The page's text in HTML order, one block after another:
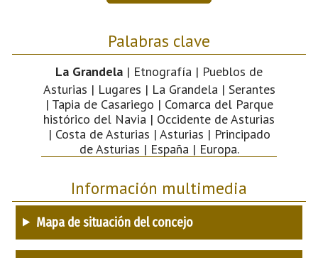
Palabras clave
La Grandela | Etnografía | Pueblos de
Asturias | Lugares | La Grandela | Serantes
| Tapia de Casariego | Comarca del Parque
histórico del Navia | Occidente de Asturias
| Costa de Asturias | Asturias | Principado
de Asturias | España | Europa.
Información multimedia
Mapa de situación del concejo